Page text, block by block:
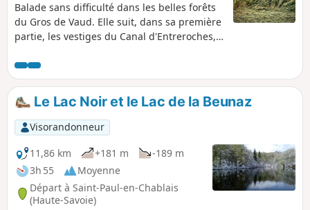
Balade sans difficulté dans les belles forêts
du Gros de Vaud. Elle suit, dans sa première
partie, les vestiges du Canal d'Entreroches,
du Rhône au 17e siècle, et se termine en
suivant le Talent.
Le Lac Noir et le Lac de la Beunaz
Visorandonneur
11,86 km
+181 m
-189 m
3h 55
Moyenne
Départ à Saint-Paul-en-Chablais
(Haute-Savoie)